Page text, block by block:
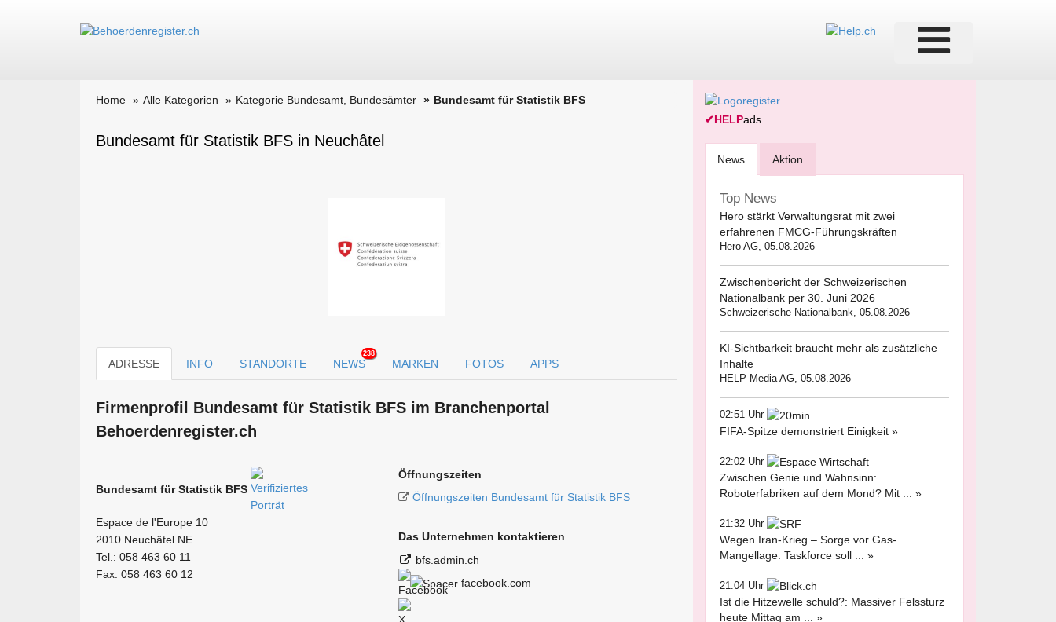
Home Alle Kategorien Kategorie Bundesamt, Bundesämter Bundesamt für Statistik BFS
Bundesamt für Statistik BFS in Neuchâtel
ADRESSE INFO STANDORTE NEWS
238
MARKEN FOTOS APPS
Firmen­profil Bundesamt für Statistik BFS im Branchen­portal
Behoerdenregister.ch
Bundesamt für Statistik BFS
Espace de l'Europe 10
2010 Neuchâtel NE
Tel.: 058 463 60 11
Fax: 058 463 60 12
Öffnungszeiten
Öffnungszeiten Bundesamt für Statistik BFS
Das Unternehmen kontaktieren
bfs.admin.ch
facebook.com
✔HELPads
News Aktion
Top News
Hero stärkt Verwaltungsrat mit zwei
erfahrenen FMCG-Führungskräften
Hero AG, 05.08.2026
Zwischenbericht der Schweizerischen
Nationalbank per 30. Juni 2026
Schweizerische Nationalbank, 05.08.2026
KI-Sichtbarkeit braucht mehr als zusätzliche
Inhalte
HELP Media AG, 05.08.2026
02:51 Uhr
FIFA-Spitze demonstriert Einigkeit »
22:02 Uhr
Zwischen Genie und Wahnsinn:
Roboterfabriken auf dem Mond? Mit ... »
21:32 Uhr
Wegen Iran-Krieg – Sorge vor Gas-
Mangellage: Taskforce soll ... »
21:04 Uhr
Ist die Hitzewelle schuld?: Massiver Felssturz
heute Mittag am ... »